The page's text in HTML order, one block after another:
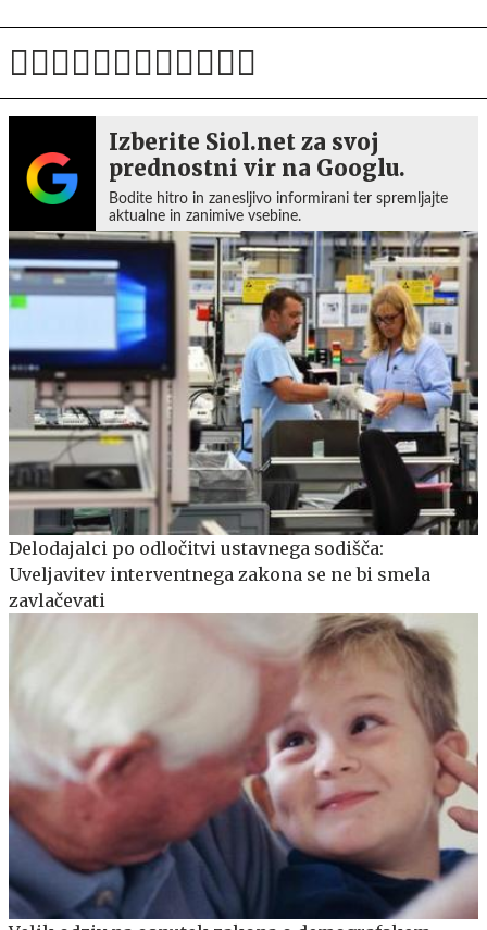
Izberite Siol.net za svoj
prednostni vir na Googlu.
Bodite hitro in zanesljivo informirani ter spremljajte
aktualne in zanimive vsebine.
Delodajalci po odločitvi ustavnega sodišča:
Uveljavitev interventnega zakona se ne bi smela
zavlačevati